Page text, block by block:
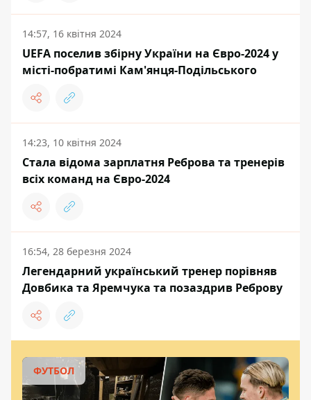
14:57, 16 квітня 2024
UEFA поселив збірну України на Євро-2024 у
місті-побратимі Кам'янця-Подільського
14:23, 10 квітня 2024
Cтала відома зарплатня Реброва та тренерів
всіх команд на Євро-2024
16:54, 28 березня 2024
Легендарний український тренер порівняв
Довбика та Яремчука та позаздрив Реброву
ФУТБОЛ